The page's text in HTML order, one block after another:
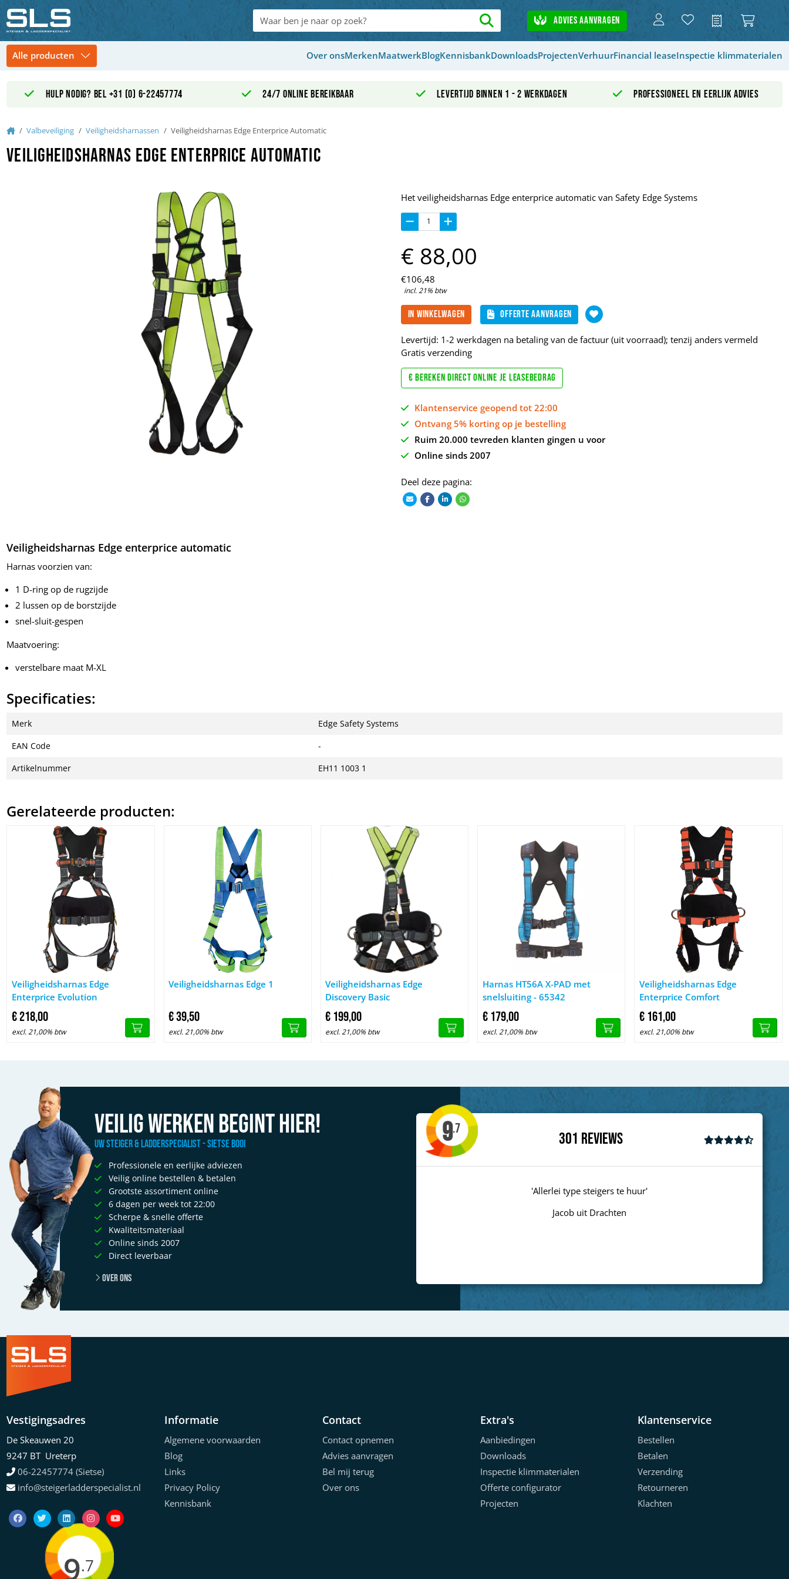
Offerte
Advies aanvragen
Over onsMerkenMaatwerkBlogKennisbankDownloadsProjectenVerhuurFinancial leaseInspectie klimmaterialen
Hulp nodig? Bel +31 (0) 6-22457774 24/7 online bereikbaar Levertijd binnen 1 - 2 werkdagen Professioneel en eerlijk advies
HomeValbeveiliging Veiligheidsharnassen Veiligheidsharnas Edge Enterprice Automatic
Veiligheidsharnas Edge Enterprice Automatic
Het veiligheidsharnas Edge enterprice automatic van Safety Edge Systems
€106,48
incl. 21% btw
€ 88,00
In winkelwagen Offerte aanvragen
Levertijd: 1-2 werkdagen na betaling van de factuur (uit voorraad); tenzij anders vermeld
Gratis verzending
€ Bereken direct online je leasebedrag
Klantenservice geopend tot 22:00
Ontvang 5% korting op je bestelling
Ruim 20.000 tevreden klanten gingen u voor
Online sinds 2007
Deel deze pagina:
Veiligheidsharnas Edge enterprice automatic
Harnas voorzien van:
1 D-ring op de rugzijde
2 lussen op de borstzijde
snel-sluit-gespen
Maatvoering:
verstelbare maat M-XL
Specificaties:
Merk Edge Safety Systems
EAN Code -
Artikelnummer EH11 1003 1
Gerelateerde producten:
Afbeelding Veiligheidsharnas Edge Enterprice Evolution
Veiligheidsharnas Edge
Enterprice Evolution
€218,00
excl. 21,00% btw
Afbeelding Veiligheidsharnas Edge 1
Veiligheidsharnas Edge 1
€39,50
excl. 21,00% btw
Afbeelding Veiligheidsharnas Edge Discovery Basic
Veiligheidsharnas Edge
Discovery Basic
€199,00
excl. 21,00% btw
Afbeelding Harnas HT56A X-PAD met snelsluiting - 65342
Harnas HT56A X-PAD met
snelsluiting - 65342
€179,00
excl. 21,00% btw
Afbeelding Veiligheidsharnas Edge
Veiligheidsharnas Edge
Enterprice Comfort
€161,00
excl. 21,00% btw
Veilig werken begint hier!
Uw Steiger & Ladderspecialist - Sietse Booi
Professionele en eerlijke adviezen
Veilig online bestellen & betalen
Grootste assortiment online
6 dagen per week tot 22:00
Scherpe & snelle offerte
Kwaliteitsmateriaal
Online sinds 2007
Direct leverbaar
Over ons
9.7
301 Reviews
'Allerlei type steigers te huur'
Jacob uit Drachten
Vestigingsadres
De Skeauwen 20
9247 BT Ureterp
06-22457774 (Sietse)
info@steigerladderspecialist.nl
9.7
Informatie
Algemene voorwaarden
Blog
Links
Privacy Policy
Kennisbank
Contact
Contact opnemen
Advies aanvragen
Bel mij terug
Over ons
Extra's
Aanbiedingen
Downloads
Inspectie klimmaterialen
Offerte configurator
Projecten
Klantenservice
Bestellen
Betalen
Verzending
Retourneren
Klachten